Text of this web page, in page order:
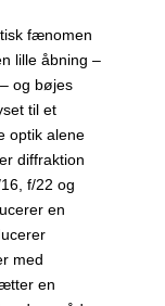
fænomen
lille åbning –
og bøjes
til et
optik alene
diffraktion
f/22 og
en
med
en